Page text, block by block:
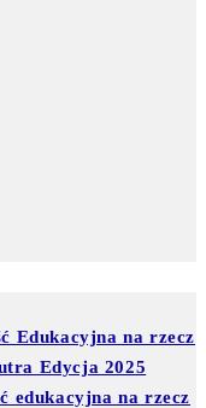
Edukacyjna na rzecz
Edycja 2025
edukacyjna na rzecz